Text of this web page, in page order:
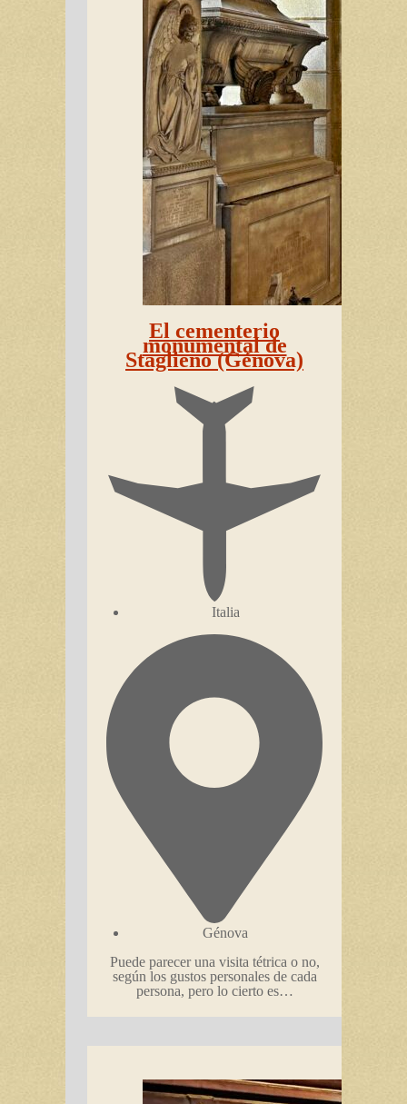
El cementerio
monumental de
Staglieno (Génova)
Italia
Génova
Puede parecer una visita tétrica o no,
según los gustos personales de cada
persona, pero lo cierto es…